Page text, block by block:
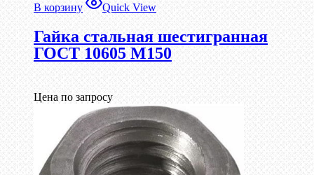
В корзину Quick View
Гайка стальная шестигранная
ГОСТ 10605 М150
Цена по запросу